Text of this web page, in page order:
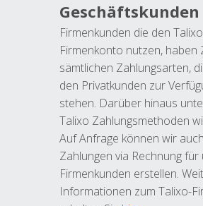
Geschäftskunden
Firmenkunden die den
Firmenkonto nutzen, haben
sämtlichen Zahlungsarten,
den Privatkunden zur
stehen. Darüber hinaus
Talixo Zahlungsmethoden
Auf Anfrage können wir auch
Zahlungen via Rechnung für
Firmenkunden erstellen.
Informationen zum Talixo-